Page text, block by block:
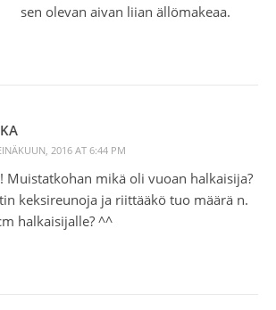
sen olevan aivan liian ällömakeaa.
2016 AT 6:44 PM
Muistatkohan mikä oli vuoan halkaisija?
keksireunoja ja riittääkö tuo määrä n.
halkaisijalle? ^^